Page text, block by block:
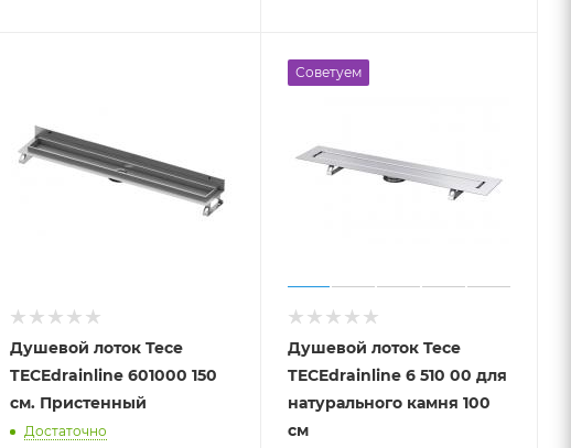
Душевой лоток Tece
TECEdrainline 601000 150
см. Пристенный
Достаточно
Советуем
Душевой лоток Tece
TECEdrainline 6 510 00 для
натурального камня 100
см